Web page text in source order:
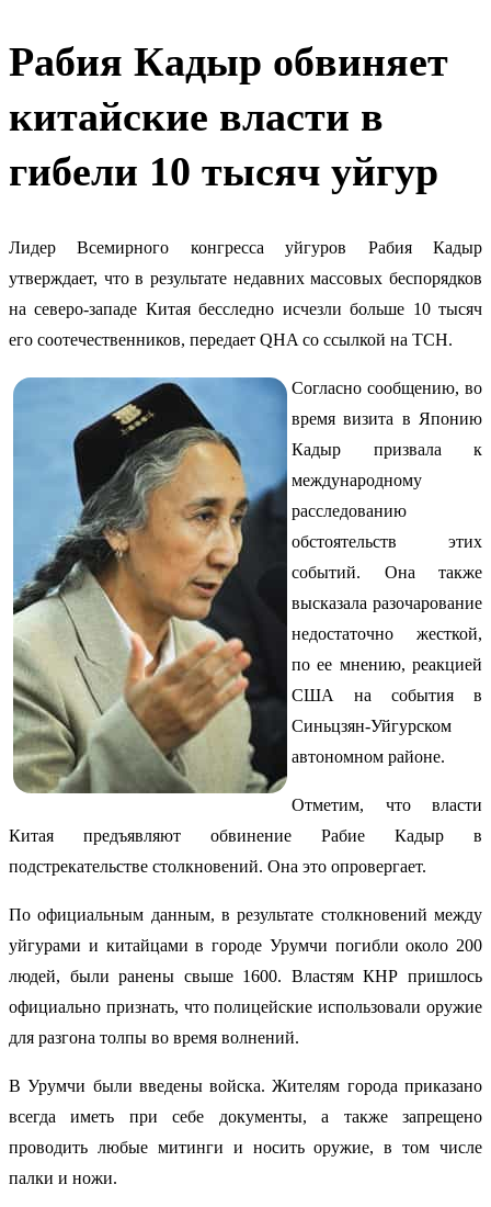
Рабия Кадыр обвиняет
китайские власти в
гибели 10 тысяч уйгур
Лидер Всемирного конгресса уйгуров Рабия Кадыр
утверждает, что в результате недавних массовых беспорядков
на северо-западе Китая бесследно исчезли больше 10 тысяч
его соотечественников, передает QHA со ссылкой на ТСН.
Согласно сообщению, во
время визита в Японию
Кадыр призвала к
международному
расследованию
обстоятельств этих
событий. Она также
высказала разочарование
недостаточно жесткой,
по ее мнению, реакцией
США на события в
Синьцзян-Уйгурском
автономном районе.
Отметим, что власти
Китая предъявляют обвинение Рабие Кадыр в
подстрекательстве столкновений. Она это опровергает.
По официальным данным, в результате столкновений между
уйгурами и китайцами в городе Урумчи погибли около 200
людей, были ранены свыше 1600. Властям КНР пришлось
официально признать, что полицейские использовали оружие
для разгона толпы во время волнений.
В Урумчи были введены войска. Жителям города приказано
всегда иметь при себе документы, а также запрещено
проводить любые митинги и носить оружие, в том числе
палки и ножи.